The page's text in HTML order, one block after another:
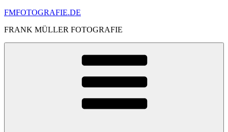
Skip
content
FMFOTOGRAFIE.DE
FRANK MÜLLER FOTOGRAFIE